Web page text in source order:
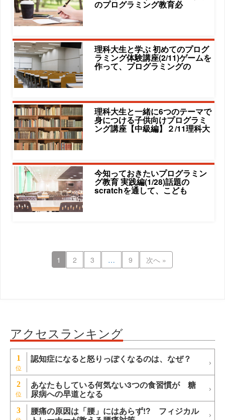
のプログラミング教育必
理科大生と学ぶ 初めてのプログ
ラミング体験講座(2/11)ゲームを
作って、プログラミングの
理科大生と一緒に6つのテーマで
身につける子供向けプログラミ
ング講座【中級編】２/11理科大
今知っておきたいプログラミン
グ教育 実践編(1/28)話題の
scratchを通して、こども
1 2 3 … 9 次へ »
アクセスランキング
1 認知症になると怒りっぽくなるのは、なぜ？
2 あなたもしている何気ない3つの食習慣が 糖
尿病への早道となる
3 腰痛の原因は「腰」にはあらず!? フィジカル